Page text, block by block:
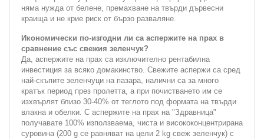
няма нужда от белене, премахване на твърди дървесни
краища и не крие риск от бързо разваляне.
Икономически по-изгодни ли са аспержите на прах в
сравнение със свежия зеленчук?
Да, аспержите на прах са изключително рентабилна
инвестиция за всяко домакинство. Свежите аспержи са сред
най-скъпите зеленчуци на пазара, налични са за много
кратък период през пролетта, а при почистването им се
изхвърлят близо 30-40% от теглото под формата на твърди
влакна и обелки. С аспержите на прах на "Здравница"
получавате 100% използваема, чиста и висококонцентрирана
суровина (200 g се равняват на цели 2 kg свеж зеленчук) с